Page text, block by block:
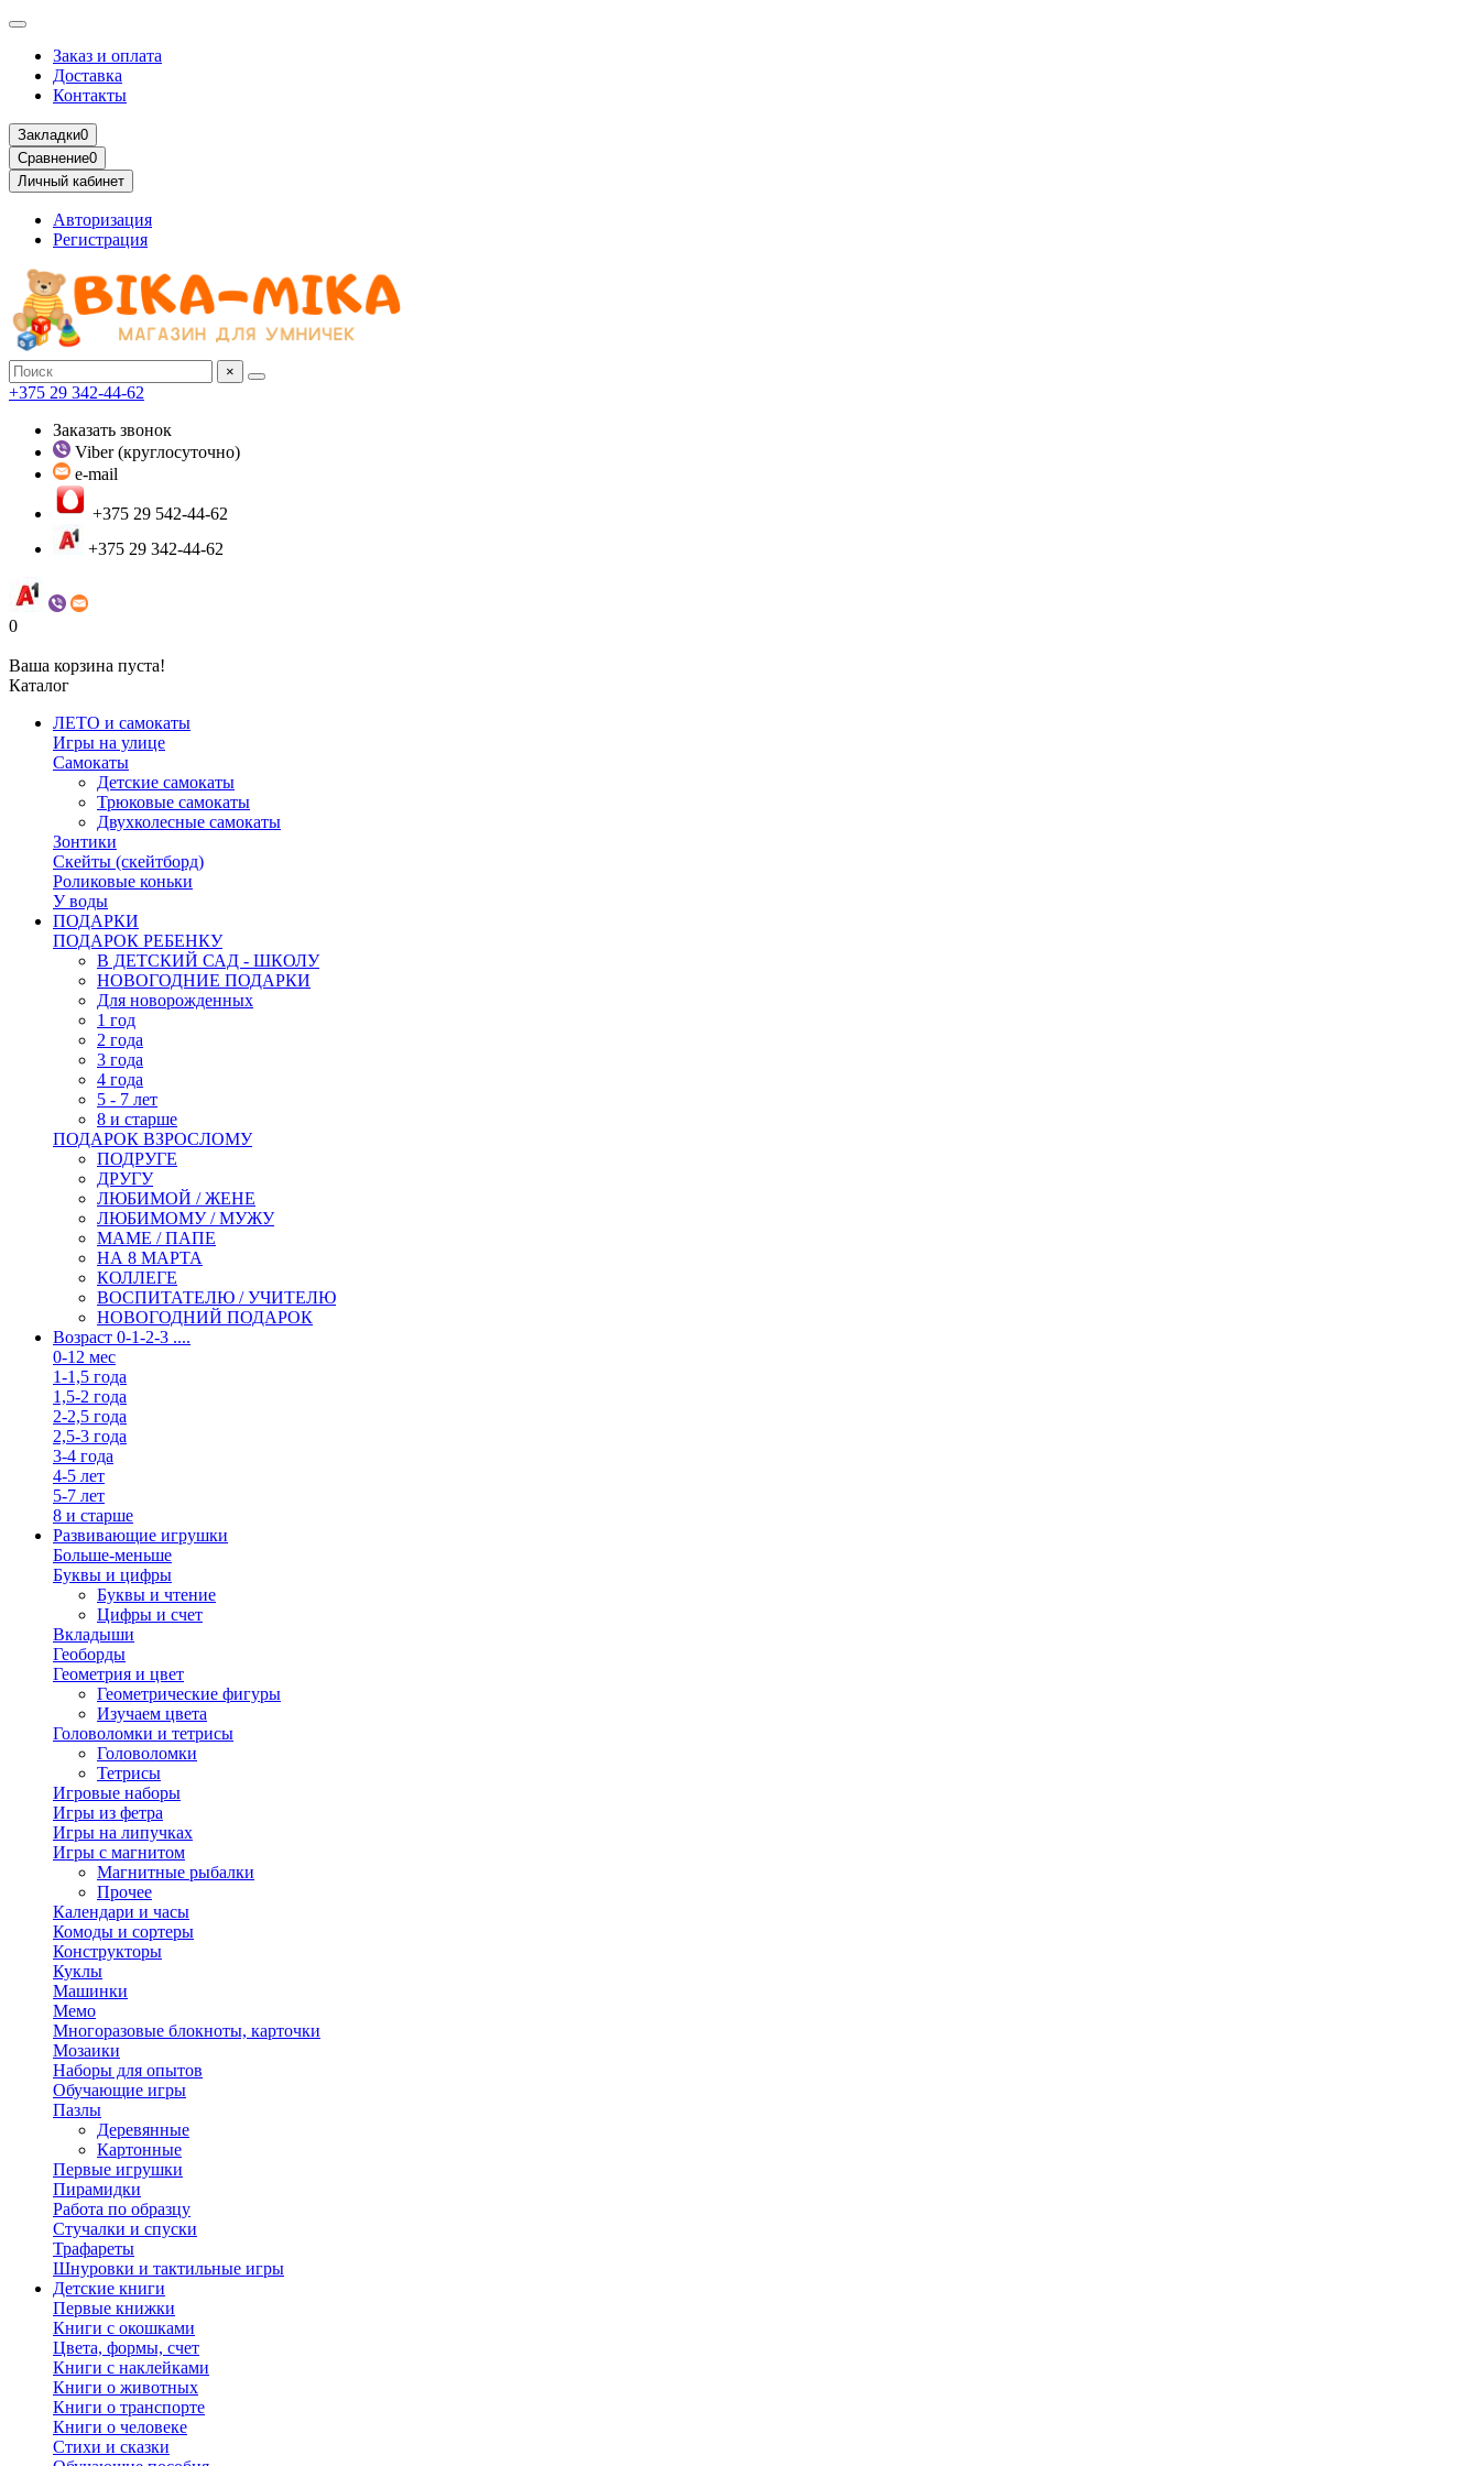
Заказ и оплата
Доставка
Контакты
Закладки0
Сравнение0
Личный кабинет
Авторизация
Регистрация
×
+375 29 342-44-62
Заказать звонок
Viber (круглосуточно)
e-mail
+375 29 542-44-62
+375 29 342-44-62
0
Ваша корзина пуста!
Каталог
ЛЕТО и самокаты
Игры на улице
Самокаты
Детские самокаты
Трюковые самокаты
Двухколесные самокаты
Зонтики
Скейты (скейтборд)
Роликовые коньки
У воды
ПОДАРКИ
ПОДАРОК РЕБЕНКУ
В ДЕТСКИЙ САД - ШКОЛУ
НОВОГОДНИЕ ПОДАРКИ
Для новорожденных
1 год
2 года
3 года
4 года
5 - 7 лет
8 и старше
ПОДАРОК ВЗРОСЛОМУ
ПОДРУГЕ
ДРУГУ
ЛЮБИМОЙ / ЖЕНЕ
ЛЮБИМОМУ / МУЖУ
МАМЕ / ПАПЕ
НА 8 МАРТА
КОЛЛЕГЕ
ВОСПИТАТЕЛЮ / УЧИТЕЛЮ
НОВОГОДНИЙ ПОДАРОК
Возраст 0-1-2-3 ....
0-12 мес
1-1,5 года
1,5-2 года
2-2,5 года
2,5-3 года
3-4 года
4-5 лет
5-7 лет
8 и старше
Развивающие игрушки
Больше-меньше
Буквы и цифры
Буквы и чтение
Цифры и счет
Вкладыши
Геоборды
Геометрия и цвет
Геометрические фигуры
Изучаем цвета
Головоломки и тетрисы
Головоломки
Тетрисы
Игровые наборы
Игры из фетра
Игры на липучках
Игры с магнитом
Магнитные рыбалки
Прочее
Календари и часы
Комоды и сортеры
Конструкторы
Куклы
Машинки
Мемо
Многоразовые блокноты, карточки
Мозаики
Наборы для опытов
Обучающие игры
Пазлы
Деревянные
Картонные
Первые игрушки
Пирамидки
Работа по образцу
Стучалки и спуски
Трафареты
Шнуровки и тактильные игры
Детские книги
Первые книжки
Книги с окошками
Цвета, формы, счет
Книги с наклейками
Книги о животных
Книги о транспорте
Книги о человеке
Стихи и сказки